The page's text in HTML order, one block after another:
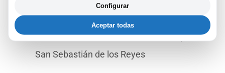
en San Sebastián de los Reyes
Servicio Técnico de Televisores Sharp en
San Sebastián de los Reyes
Configurar
Aceptar todas